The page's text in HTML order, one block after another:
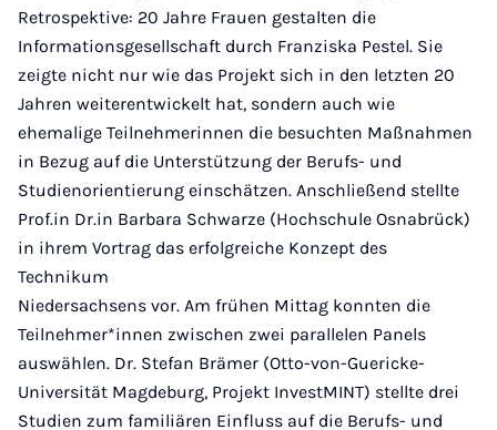
Retrospektive: 20 Jahre Frauen gestalten die
Informationsgesellschaft durch Franziska Pestel. Sie
zeigte nicht nur wie das Projekt sich in den letzten 20
Jahren weiterentwickelt hat, sondern auch wie
ehemalige Teilnehmerinnen die besuchten Maßnahmen
in Bezug auf die Unterstützung der Berufs- und
Studienorientierung einschätzen. Anschließend stellte
Prof.in Dr.in Barbara Schwarze (Hochschule Osnabrück)
in ihrem Vortrag das erfolgreiche Konzept des
Technikum
Niedersachsens vor. Am frühen Mittag konnten die
Teilnehmer*innen zwischen zwei parallelen Panels
auswählen. Dr. Stefan Brämer (Otto-von-Guericke-
Universität Magdeburg, Projekt InvestMINT) stellte drei
Studien zum familiären Einfluss auf die Berufs- und